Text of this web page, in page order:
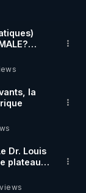
Jeûne
la
Dr. Louis
plateau